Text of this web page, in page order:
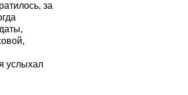
за
услыхал